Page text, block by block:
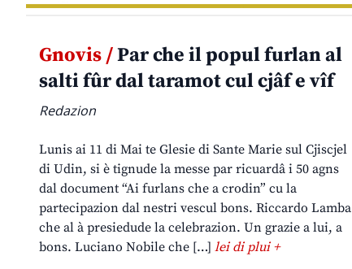
Gnovis /Par che il popul furlan al
salti fûr dal taramot cul cjâf e vîf
Redazion
Lunis ai 11 di Mai te Glesie di Sante Marie sul Cjiscjel
di Udin, si è tignude la messe par ricuardâ i 50 agns
dal document “Ai furlans che a crodin” cu la
partecipazion dal nestri vescul bons. Riccardo Lamba
che al à presiedude la celebrazion. Un grazie a lui, a
bons. Luciano Nobile che […] lei di plui +